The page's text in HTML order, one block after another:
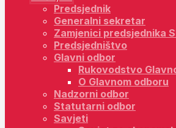
Predsjednik
Generalni sekretar
Zamjenici predsjednika
Predsjedništvo
Glavni odbor
Rukovodstvo
O Glavnom odboru
Nadzorni odbor
Statutarni odbor
Savjeti